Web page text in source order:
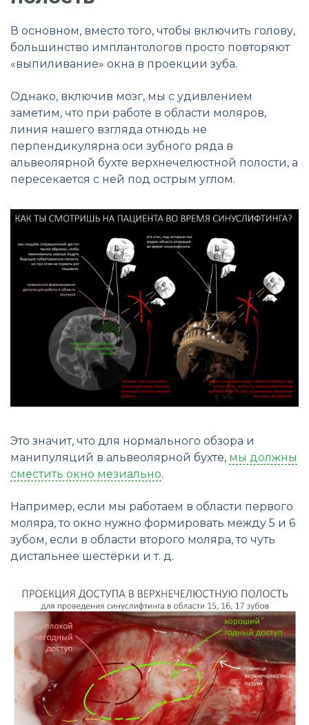
В основном, вместо того, чтобы включить голову,
большинство имплантологов просто повторяют
«выпиливание» окна в проекции зуба.
Однако, включив мозг, мы с удивлением
заметим, что при работе в области моляров,
линия нашего взгляда отнюдь не
перпендикулярна оси зубного ряда в
альвеолярной бухте верхнечелюстной полости, а
пересекается с ней под острым углом.
Это значит, что для нормального обзора и
манипуляций в альвеолярной бухте, мы должны
сместить окно мезиально.
Например, если мы работаем в области первого
моляра, то окно нужно формировать между 5 и 6
зубом, если в области второго моляра, то чуть
дистальнее шестёрки и т. д.